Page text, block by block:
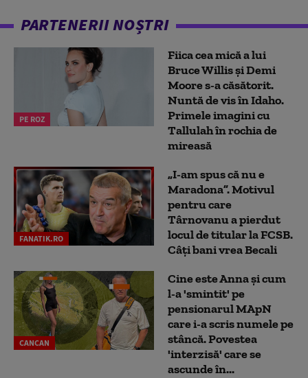
PARTENERII NOȘTRI
PE ROZ
Fiica cea mică a lui
Bruce Willis și Demi
Moore s-a căsătorit.
Nuntă de vis în Idaho.
Primele imagini cu
Tallulah în rochia de
mireasă
FANATIK.RO
„I-am spus că nu e
Maradona”. Motivul
pentru care
Târnovanu a pierdut
locul de titular la FCSB.
Câți bani vrea Becali
CANCAN
Cine este Anna și cum
l-a 'smintit' pe
pensionarul MApN
care i-a scris numele pe
stâncă. Povestea
'interzisă' care se
ascunde în...